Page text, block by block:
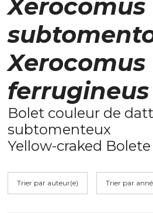
Xerocomus
Xerocomus
ferrugineus
Bolet couleur de
subtomenteux
Yellow-craked Bolete
Trier par auteur(e) Trier par